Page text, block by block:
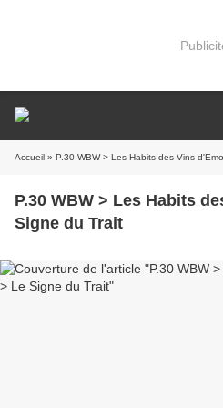
Accueil » P.30 WBW > Les Habits des Vins
P.30 WBW > Les Habits
Signe du Trait